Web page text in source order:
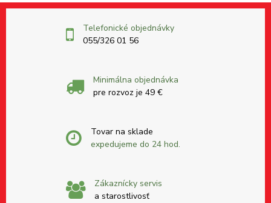
Telefonické objednávky
055/326 01 56
Minimálna objednávka
pre rozvoz je 49 €
Tovar na sklade
expedujeme do 24 hod.
Zákaznícky servis
a starostlivosť